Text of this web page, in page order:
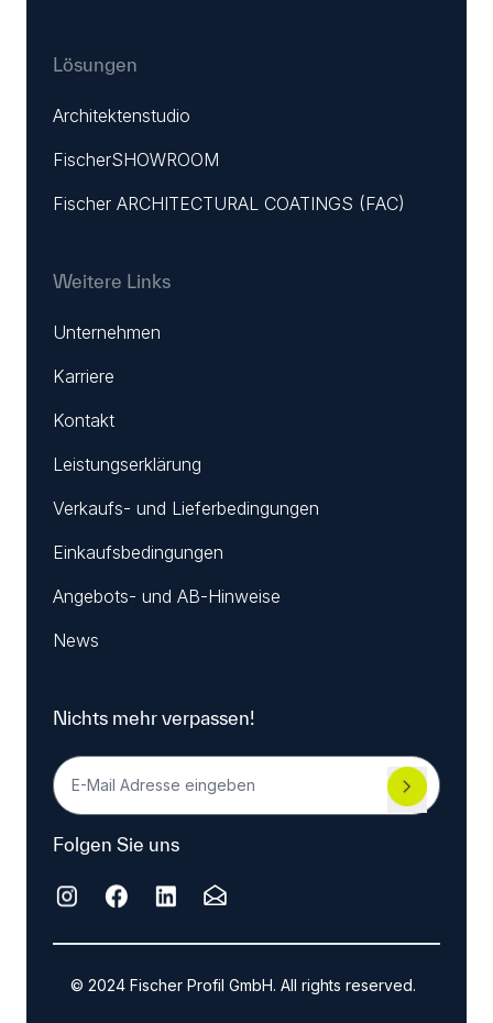
Lösungen
Architektenstudio
FischerSHOWROOM
Fischer ARCHITECTURAL COATINGS (FAC)
Weitere Links
Unternehmen
Karriere
Kontakt
Leistungserklärung
Verkaufs- und Lieferbedingungen
Einkaufsbedingungen
Angebots- und AB-Hinweise
News
Nichts mehr verpassen!
Folgen Sie uns
© 2024 Fischer Profil GmbH. All rights reserved.